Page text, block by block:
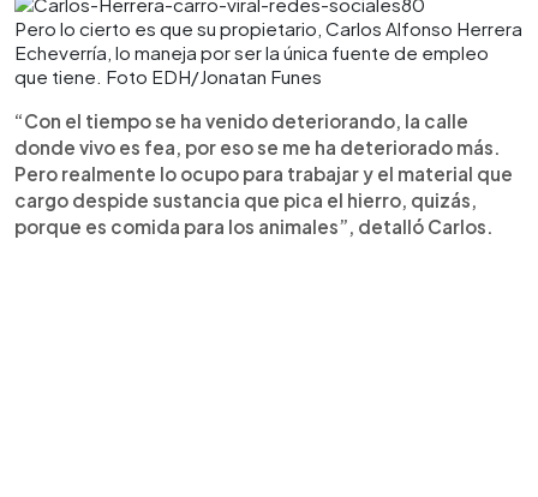
Pero lo cierto es que su propietario, Carlos Alfonso Herrera
Echeverría, lo maneja por ser la única fuente de empleo
que tiene. Foto EDH/Jonatan Funes
“Con el tiempo se ha venido deteriorando, la calle
donde vivo es fea, por eso se me ha deteriorado más.
Pero realmente lo ocupo para trabajar y el material que
cargo despide sustancia que pica el hierro, quizás,
porque es comida para los animales”, detalló Carlos.